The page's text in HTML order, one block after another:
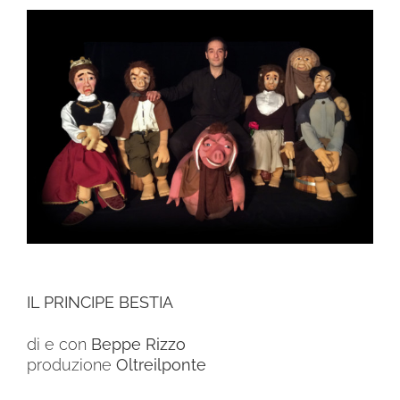
IL PRINCIPE BESTIA
di e con Beppe Rizzo
produzione Oltreilponte